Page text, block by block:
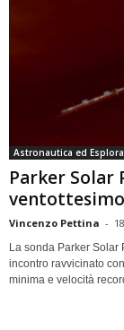
Astronautica ed
Parker Solar
Vincenzo Pettina -
La sonda Parker Solar
incontro ravvicinato
minima e velocità